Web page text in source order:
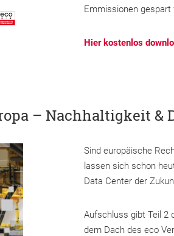
Emmissionen gespart
Hier kostenlos
– Nachhaltigkeit &
Sind europäische
lassen sich schon
Data Center der
Aufschluss gibt Teil 2
dem Dach des eco